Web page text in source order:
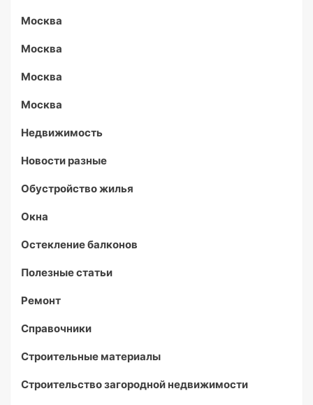
Москва
Москва
Москва
Москва
Недвижимость
Новости разные
Обустройство жилья
Окна
Остекление балконов
Полезные статьи
Ремонт
Справочники
Строительные материалы
Строительство загородной недвижимости